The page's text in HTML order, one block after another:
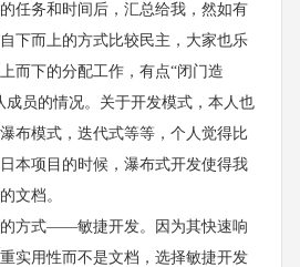
任务和时间后，汇总给我，然如有
下而上的方式比较民主，大家也乐
而下的分配工作，有点“闭门造
成员的情况。关于开发模式，本人也
布模式，迭代式等等，个人觉得比
本项目的时候，瀑布式开发使得我
文档。
方式——敏捷开发。因为其快速响
实用性而不是文档，选择敏捷开发